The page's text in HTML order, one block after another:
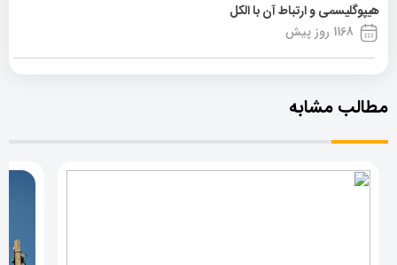
هیپوگلیسمی و ارتباط آن با الکل
1168 روز پیش
مطالب مشابه